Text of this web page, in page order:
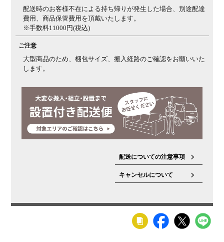
配送時のお客様不在による持ち帰りが発生した場合、別途配達
費用、商品保管費用を頂戴いたします。
※手数料11000円(税込)
ご注意
大型商品のため、梱包サイズ、搬入経路のご確認をお願いいた
します。
配送についての注意事項
キャンセルについて